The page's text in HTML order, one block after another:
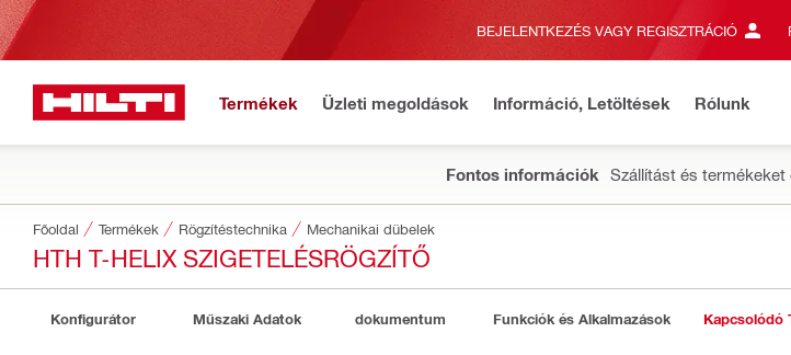
BEJELENTKEZÉS VAGY REGISZTRÁCIÓ
Termékek Üzleti megoldások Információ, Letöltések Rólunk
Fontos információk Szállítást és
Főoldal Termékek Rögzítéstechnika Mechanikai dübelek
HTH T-HELIX SZIGETELÉSRÖGZÍTŐ
Konfigurátor Műszaki Adatok dokumentum Funkciók és Alkalmazások Kapcsolódó